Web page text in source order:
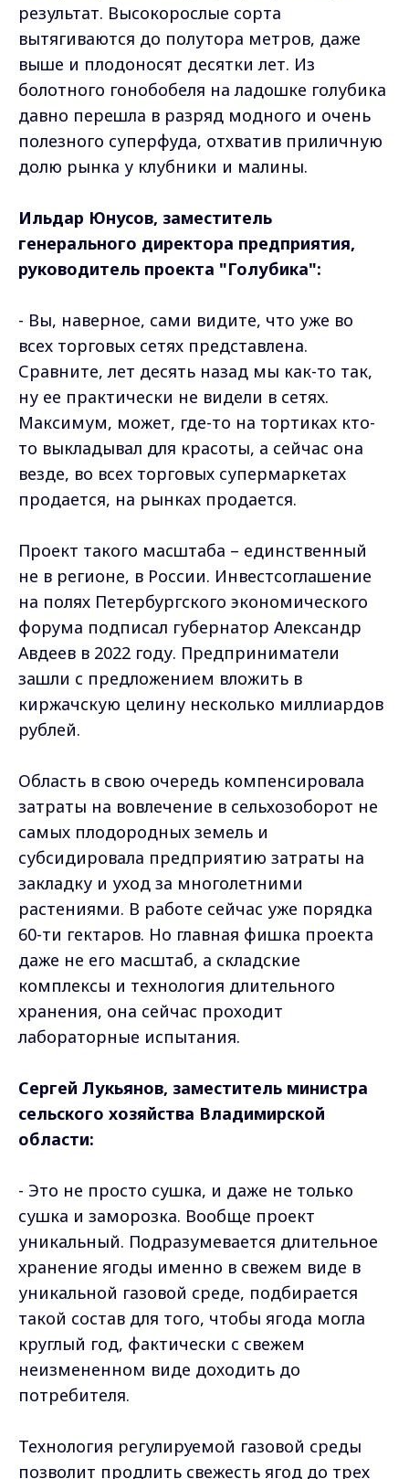
результат. Высокорослые сорта
вытягиваются до полутора метров, даже
выше и плодоносят десятки лет. Из
болотного гонобобеля на ладошке голубика
давно перешла в разряд модного и очень
полезного суперфуда, отхватив приличную
долю рынка у клубники и малины.
Ильдар Юнусов, заместитель
генерального директора предприятия,
руководитель проекта "Голубика":
- Вы, наверное, сами видите, что уже во
всех торговых сетях представлена.
Сравните, лет десять назад мы как-то так,
ну ее практически не видели в сетях.
Максимум, может, где-то на тортиках кто-
то выкладывал для красоты, а сейчас она
везде, во всех торговых супермаркетах
продается, на рынках продается.
Проект такого масштаба – единственный
не в регионе, в России. Инвестсоглашение
на полях Петербургского экономического
форума подписал губернатор Александр
Авдеев в 2022 году. Предприниматели
зашли с предложением вложить в
киржачскую целину несколько миллиардов
рублей.
Область в свою очередь компенсировала
затраты на вовлечение в сельхозоборот не
самых плодородных земель и
субсидировала предприятию затраты на
закладку и уход за многолетними
растениями. В работе сейчас уже порядка
60-ти гектаров. Но главная фишка проекта
даже не его масштаб, а складские
комплексы и технология длительного
хранения, она сейчас проходит
лабораторные испытания.
Сергей Лукьянов, заместитель министра
сельского хозяйства Владимирской
области:
- Это не просто сушка, и даже не только
сушка и заморозка. Вообще проект
уникальный. Подразумевается длительное
хранение ягоды именно в свежем виде в
уникальной газовой среде, подбирается
такой состав для того, чтобы ягода могла
круглый год, фактически с свежем
неизмененном виде доходить до
потребителя.
Технология регулируемой газовой среды
позволит продлить свежесть ягод до трех